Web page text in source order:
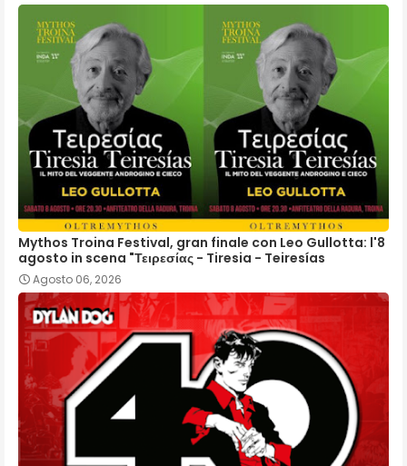
Mythos Troina Festival, gran finale con Leo Gullotta: l'8
agosto in scena "Τειρεσίας - Tiresia - Teiresías
Agosto 06, 2026